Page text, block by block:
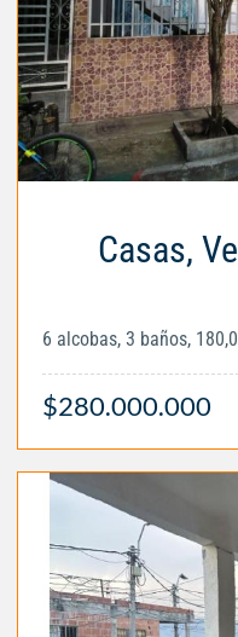
Casas,
6 alcobas, 3 baños,
$280.000.000